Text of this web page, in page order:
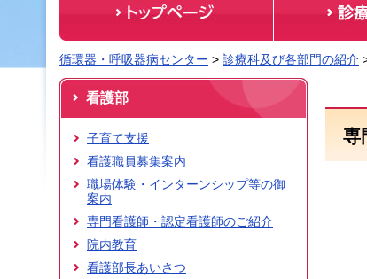
循環器・呼吸器病センター > 診療科及び各部門の紹介
看護部
子育て支援
看護職員募集案内
職場体験・インターンシップ等の御
案内
専門看護師・認定看護師のご紹介
院内教育
看護部長あいさつ
専